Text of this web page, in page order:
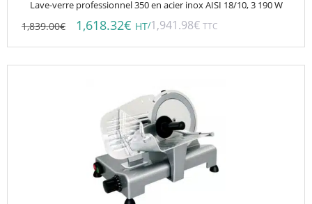
Lave-verre professionnel 350 en acier inox AISI 18/10, 3 190 W
1,839.00€ 1,618.32€ HT/1,941.98€ TTC